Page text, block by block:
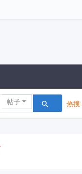
帖子 热搜: